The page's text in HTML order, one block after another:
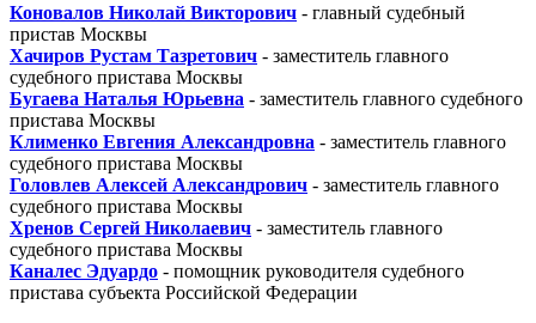
Коновалов Николай Викторович - главный судебный
пристав Москвы
Хачиров Рустам Тазретович - заместитель главного
судебного пристава Москвы
Бугаева Наталья Юрьевна - заместитель главного судебного
пристава Москвы
Клименко Евгения Александровна - заместитель главного
судебного пристава Москвы
Головлев Алексей Александрович - заместитель главного
судебного пристава Москвы
Хренов Сергей Николаевич - заместитель главного
судебного пристава Москвы
Каналес Эдуардо - помощник руководителя судебного
пристава субъекта Российской Федерации